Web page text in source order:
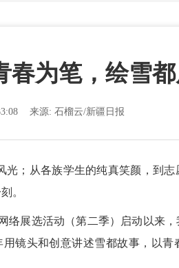
春为笔，绘雪
来源:石榴云/新疆日报
；从各族学生的纯真笑颜，到志
。
展选活动（第二季）启动以来，
镜头和创意讲述雪都故事，以